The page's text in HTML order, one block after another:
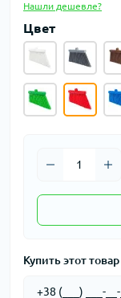
Нашли дешевле?
Цвет
Купить этот